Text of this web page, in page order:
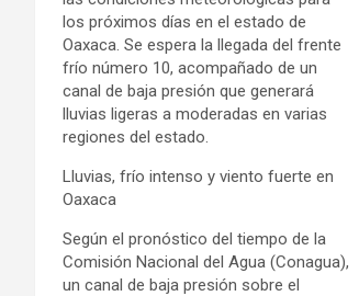
los próximos días en el estado de
Oaxaca. Se espera la llegada del frente
frío número 10, acompañado de un
canal de baja presión que generará
lluvias ligeras a moderadas en varias
regiones del estado.
Lluvias, frío intenso y viento fuerte en
Oaxaca
Según el pronóstico del tiempo de la
Comisión Nacional del Agua (Conagua),
un canal de baja presión sobre el